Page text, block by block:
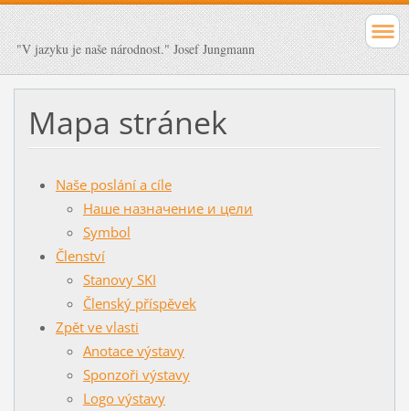
"V jazyku je naše národnost." Josef Jungmann
Mapa stránek
Naše poslání a cíle
Наше назначение и цели
Symbol
Členství
Stanovy SKI
Členský příspěvek
Zpět ve vlasti
Anotace výstavy
Sponzoři výstavy
Logo výstavy